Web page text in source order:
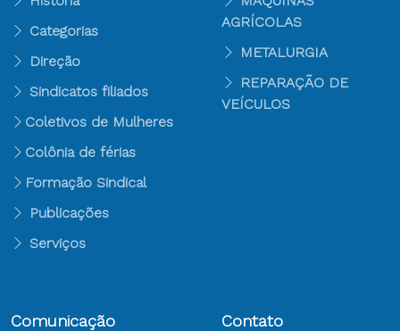
Categorias
Direção
Sindicatos filiados
Coletivos de Mulheres
Colônia de férias
Formação Sindical
Publicações
Serviços
AGRÍCOLAS
METALURGIA
REPARAÇÃO DE
VEÍCULOS
Comunicação Contato